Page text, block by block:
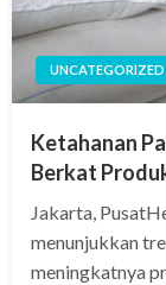
UNCATEGORIZED
Ketahanan
Berkat
Jakarta,
menunjukkan
meningkatnya